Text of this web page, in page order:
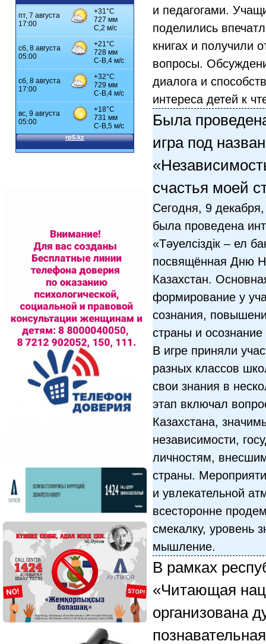
и педагогами.
поделились
книгах и получили
вопросы.
диалога и
интереса детей к
Была
игра под
счастья моей
Сегодня, 9
была проведена
«Тәуелсіздік – ел
посвящённая Дню
Казахстан.
формирование у
сознания,
страны и
В игре приняли
разных классов
свои знания в
этап включал
Казахстана,
независимости,
личностям,
страны.
и увлекательной
всесторонне
смекалку, уровень
мышление.
В рамках
«Читающая
организована